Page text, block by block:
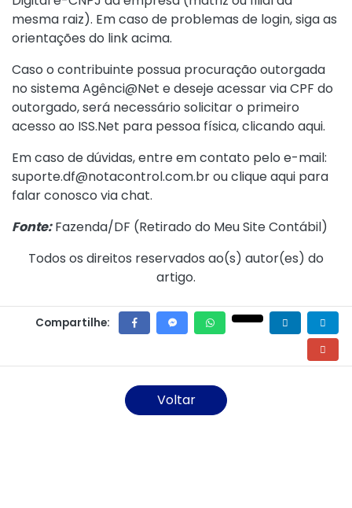
mesma raiz). Em caso de problemas de login, siga as
orientações do link acima.
Caso o contribuinte possua procuração outorgada
no sistemaAgênci@Net e deseje acessar via CPF do
outorgado, será necessário solicitar o primeiro
acesso ao ISS.Net para pessoa física,clicando aqui.
Em caso de dúvidas, entre em contato pelo e-mail:
suporte.df@notacontrol.com.br ouclique aqui para
falar conosco via chat.
Fonte:Fazenda/DF (Retirado do Meu Site Contábil)
Todos os direitos reservados ao(s) autor(es) do
artigo.
Compartilhe:
Voltar